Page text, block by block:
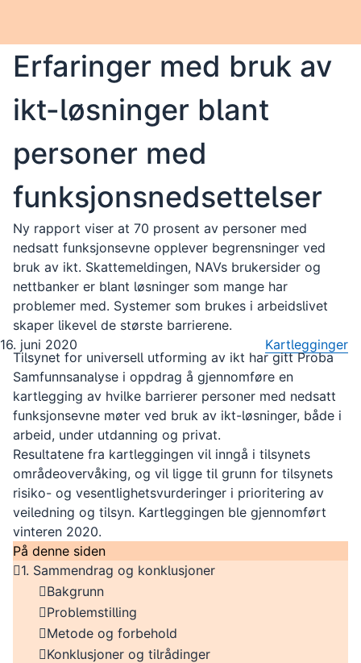
Erfaringer med bruk av
ikt-løsninger blant
personer med
funksjonsnedsettelser
Ny rapport viser at 70 prosent av personer med
nedsatt funksjonsevne opplever begrensninger ved
bruk av ikt. Skattemeldingen, NAVs brukersider og
nettbanker er blant løsninger som mange har
problemer med. Systemer som brukes i arbeidslivet
skaper likevel de største barrierene.
16. juni 2020
Kartlegginger
Tilsynet for universell utforming av ikt har gitt Proba
Samfunnsanalyse i oppdrag å gjennomføre en
kartlegging av hvilke barrierer personer med nedsatt
funksjonsevne møter ved bruk av ikt-løsninger, både i
arbeid, under utdanning og privat.
Resultatene fra kartleggingen vil inngå i tilsynets
områdeovervåking, og vil ligge til grunn for tilsynets
risiko- og vesentlighetsvurderinger i prioritering av
veiledning og tilsyn. Kartleggingen ble gjennomført
vinteren 2020.
På denne siden
1. Sammendrag og konklusjoner
Bakgrunn
Problemstilling
Metode og forbehold
Konklusjoner og tilrådinger